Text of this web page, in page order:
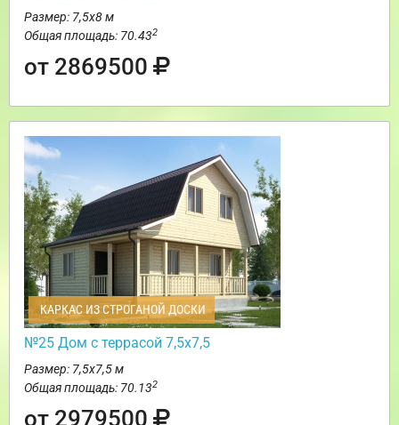
Размер: 7,5х8 м
Общая площадь: 70.432
от 2869500
КАРКАС ИЗ СТРОГАНОЙ ДОСКИ
№25 Дом с террасой 7,5х7,5
Размер: 7,5х7,5 м
Общая площадь: 70.132
от 2979500